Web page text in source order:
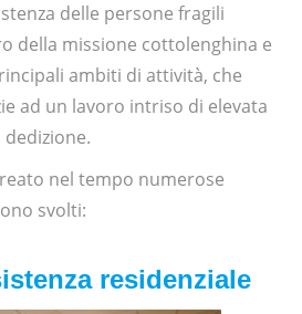
delle persone fragili
della missione cottolenghina e
ambiti di attività, che
ad un lavoro intriso di elevata
nel tempo numerose
svolti:
residenziale